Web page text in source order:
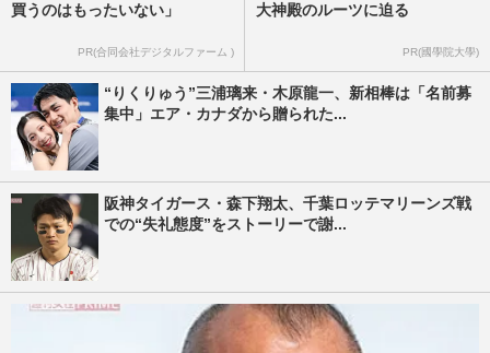
買うのはもったいない」
PR(合同会社デジタルファーム )
大神殿のルーツに迫る
PR(國學院大學)
“りくりゅう”三浦璃来・木原龍一、新相棒は「名前募
集中」エア・カナダから贈られた...
阪神タイガース・森下翔太、千葉ロッテマリーンズ戦
での“失礼態度”をストーリーで謝...